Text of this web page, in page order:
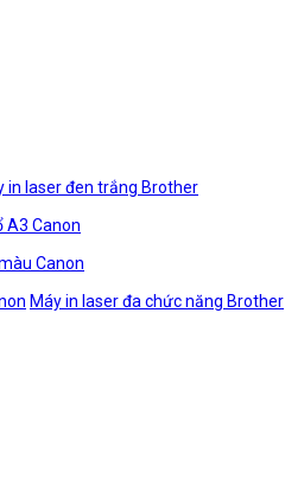
in laser đen trắng Brother
A3 Canon
Canon
Máy in laser đa chức năng Brother